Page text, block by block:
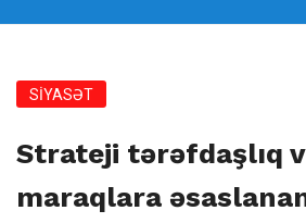
SİYASƏT
Strateji tərəfdaşlıq
maraqlara